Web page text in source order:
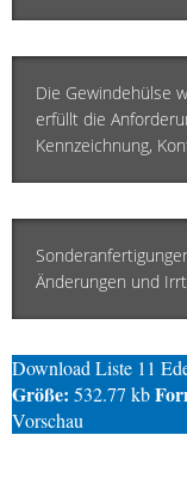
Die Gewindehülse
erfüllt die
Kennzeichnung,
Änderungen und
Download Liste 11
Größe: 532.77 kb
Vorschau